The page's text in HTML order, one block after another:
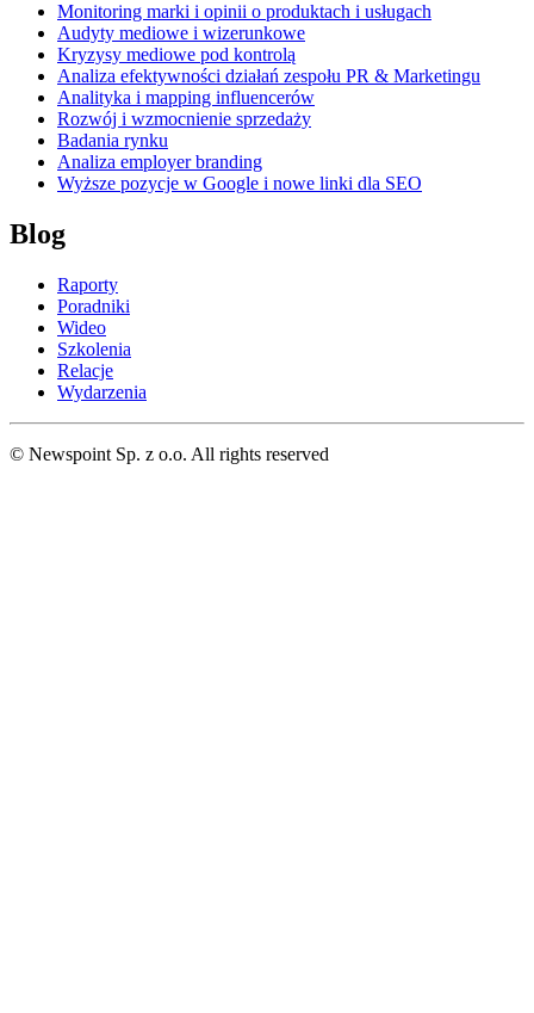
Monitoring marki i opinii o produktach i usługach
Audyty mediowe i wizerunkowe
Kryzysy mediowe pod kontrolą
Analiza efektywności działań zespołu PR & Marketingu
Analityka i mapping influencerów
Rozwój i wzmocnienie sprzedaży
Badania rynku
Analiza employer branding
Wyższe pozycje w Google i nowe linki dla SEO
Blog
Raporty
Poradniki
Wideo
Szkolenia
Relacje
Wydarzenia
© Newspoint Sp. z o.o. All rights reserved